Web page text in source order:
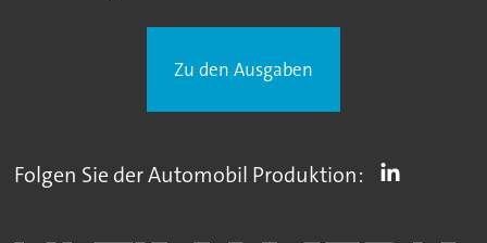
Zu den Ausgaben
Folgen Sie der Automobil Produktion: